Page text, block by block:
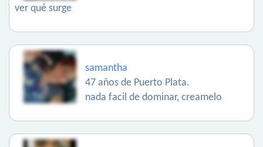
ver qué surge
samantha
47 años de Puerto Plata.
nada facil de dominar, creamelo